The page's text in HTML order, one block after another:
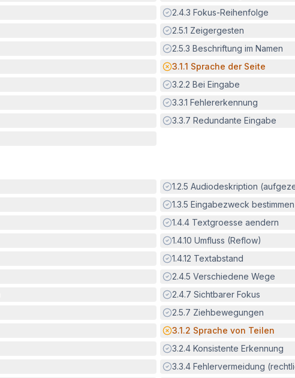
Erfüllt:
2.4.3 Fokus-Reihenfolge
Erfüllt:
2.5.1 Zeigergesten
Erfüllt:
2.5.3 Beschriftung im Namen
Potenzielle Barriere:
3.1.1 Sprache der Seite
Erfüllt:
3.2.2 Bei Eingabe
Erfüllt:
3.3.1 Fehlererkennung
Erfüllt:
3.3.7 Redundante Eingabe
Erfüllt:
1.2.5 Audiodeskription
Erfüllt:
1.3.5 Eingabezweck bestimmen
Erfüllt:
1.4.4 Textgroesse aendern
Erfüllt:
1.4.10 Umfluss (Reflow)
Erfüllt:
1.4.12 Textabstand
Erfüllt:
2.4.5 Verschiedene Wege
Erfüllt:
2.4.7 Sichtbarer Fokus
Erfüllt:
2.5.7 Ziehbewegungen
Potenzielle Barriere:
3.1.2 Sprache von Teilen
Erfüllt:
3.2.4 Konsistente Erkennung
Erfüllt:
3.3.4 Fehlervermeidung